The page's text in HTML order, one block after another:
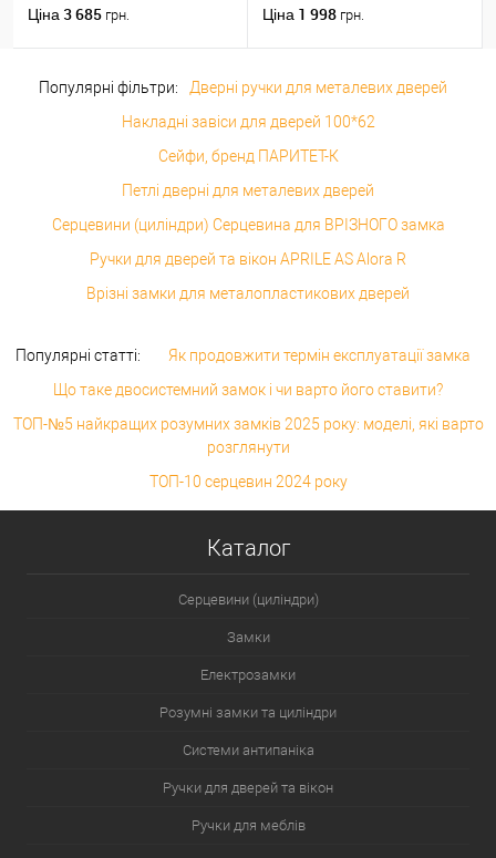
Білий
Ціна 3 685 грн.
ZCS матовий хром
Ціна 1 998 грн.
Популярні фільтри:
Дверні ручки для металевих дверей
Накладні завіси для дверей 100*62
Сейфи, бренд ПАРИТЕТ-К
Петлі дверні для металевих дверей
Серцевини (циліндри) Серцевина для ВРІЗНОГО замка
Ручки для дверей та вікон APRILE AS Alora R
Врізні замки для металопластикових дверей
Популярні статті:
Як продовжити термін експлуатації замка
Що таке двосистемний замок і чи варто його ставити?
ТОП-№5 найкращих розумних замків 2025 року: моделі, які варто
розглянути
ТОП-10 серцевин 2024 року
Каталог
Серцевини (циліндри)
Замки
Електрозамки
Розумні замки та циліндри
Системи антипаніка
Ручки для дверей та вікон
Ручки для меблів